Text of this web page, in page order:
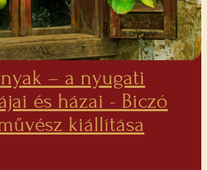
– a nyugati
és házai - Biczó
kiállítása